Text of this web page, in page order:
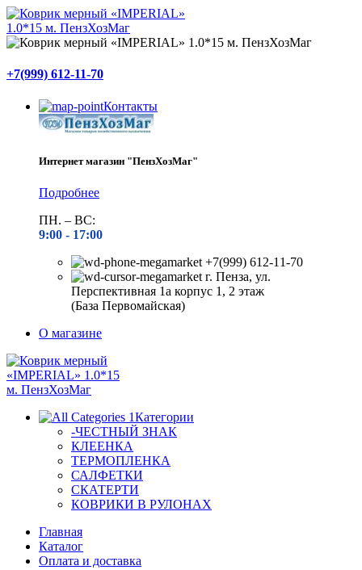
+7(999) 612-11-70
Контакты
Интернет магазин "ПензХозМаг"
Подробнее
ПН. – ВС:
9:00 - 17:00
+7(999) 612-11-70
г. Пенза, ул.
Перспективная 1а корпус 1, 2 этаж
(База Первомайская)
О магазине
Категории
-ЧЕСТНЫЙ ЗНАК
КЛЕЕНКА
ТЕРМОПЛЕНКА
САЛФЕТКИ
СКАТЕРТИ
КОВРИКИ В РУЛОНАХ
Главная
Каталог
Оплата и доставка